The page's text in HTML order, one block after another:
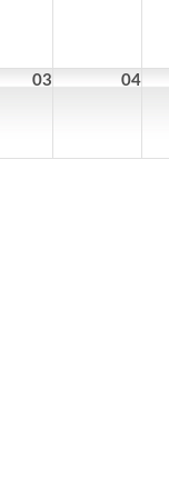
03 04